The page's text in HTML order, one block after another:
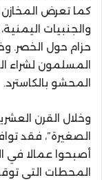
كما تعرض المخازن
والجنبيات
حزام حول الخصر.
المسلمون لشراء
المحشو بالكاسترد.
وخلال القرن
الصغيرة”، فقد
أصبحوا عمالا في
المحطات التي